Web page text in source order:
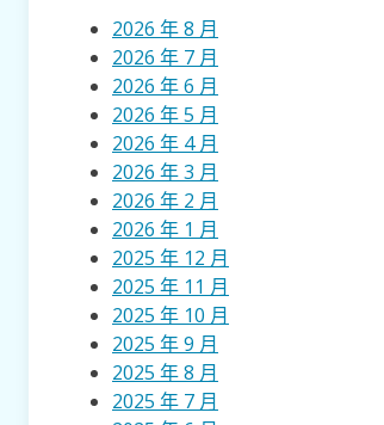
2026 年 8 月
2026 年 7 月
2026 年 6 月
2026 年 5 月
2026 年 4 月
2026 年 3 月
2026 年 2 月
2026 年 1 月
2025 年 12 月
2025 年 11 月
2025 年 10 月
2025 年 9 月
2025 年 8 月
2025 年 7 月